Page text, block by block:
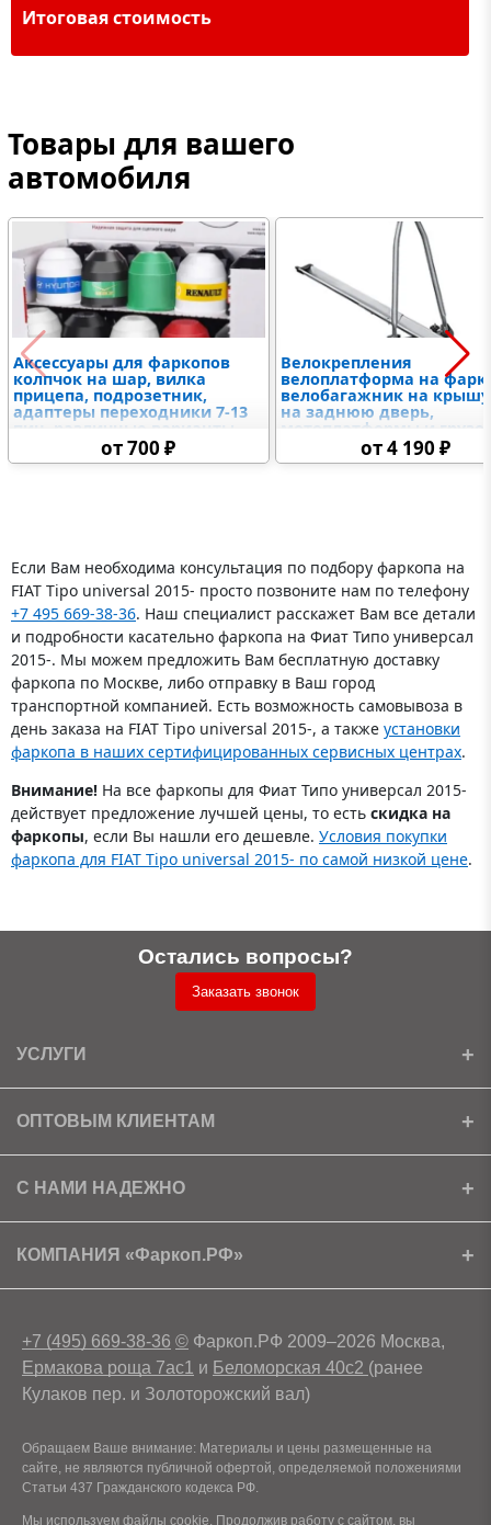
Итоговая стоимость
Товары для вашего
автомобиля
Аксессуары для фаркопов
колпчок на шар, вилка
прицепа, подрозетник,
адаптеры переходники 7-13
пин, различные варианты
крюков и американских
вставок, замковое
от 700 ₽
Велокрепления
велоплатформа на
велобагажник на
на заднюю дверь,
мотоплатформы и
на фаркопот 4 190 ₽
Если Вам необходима консультация по подбору фаркопа на
FIAT Tipo universal 2015- просто позвоните нам по телефону
+7 495 669-38-36. Наш специалист расскажет Вам все детали
и подробности касательно фаркопа на Фиат Типо универсал
2015-. Мы можем предложить Вам бесплатную доставку
фаркопа по Москве, либо отправку в Ваш город
транспортной компанией. Есть возможность самовывоза в
день заказа на FIAT Tipo universal 2015-, а также установки
фаркопа в наших сертифицированных сервисных центрах.
Внимание! На все фаркопы для Фиат Типо универсал 2015-
действует предложение лучшей цены, то есть скидка на
фаркопы, если Вы нашли его дешевле. Условия покупки
фаркопа для FIAT Tipo universal 2015- по самой низкой цене.
Остались вопросы?
Заказать звонок
УСЛУГИ
Установка
Доставка
ОПТОВЫМ КЛИЕНТАМ
Ищем партнеров
Скачать прайс
С НАМИ НАДЕЖНО
Сертификаты
Условия возврата
КОМПАНИЯ «Фаркоп.РФ»
+7 (495) 669-38-36 © Фаркоп.РФ 2009–2026 Москва,
Ермакова роща 7ас1 и Беломорская 40с2 (ранее
Кулаков пер. и Золоторожский вал)
Обращаем Ваше внимание: Материалы и цены размещенные на
сайте, не являются публичной офертой, определяемой положениями
Статьи 437 Гражданского кодекса РФ.
Мы используем файлы cookie. Продолжив работу с сайтом, вы